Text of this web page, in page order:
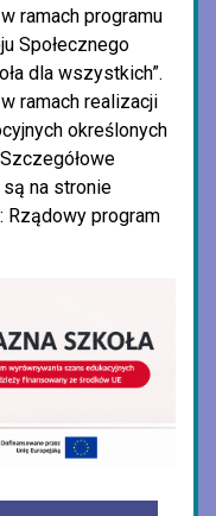
ramach programu
Społecznego
dla wszystkich”.
ramach realizacji
określonych
na stronie
Rządowy program